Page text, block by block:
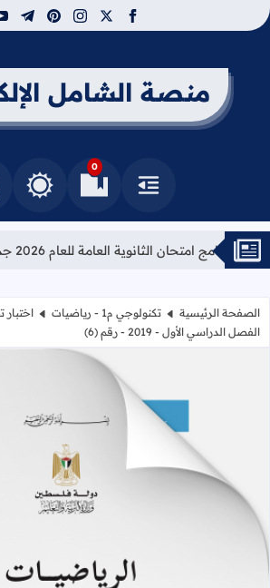
facebook
x
instagram
pinterest
منصة الشامل
القائمة
0
العلامات
برنامج امتحان الثانوية العامة للعام 2026 جدول امتحانات التوجيهي 2026
الصفحة الرئيسية تكنولوجي م1 - رياضيات
اختبار
الفصل الدراسي الأول - 2019 - رقم (6)